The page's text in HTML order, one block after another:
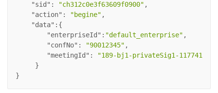
"sid" : "ch312c0e3f63609f0900" ,
"action" : "begine" ,
"data" :{
"enterpriseId" : "default_enterprise" ,
"confNo" : "90012345" ,
"meetingId" :
"189-bj1-privateSig1-
     }
}